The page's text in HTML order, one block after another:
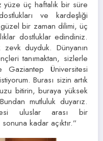
üç haftalık bir süre
ve kardeşliği
bir zaman dilimi, üç
dostluklar edindiniz.
duyduk. Dünyanın
tanımaktan, sizlerle
Üniversitesi
Burası sizin artık
bitirin, buraya yüksek
mutluluk duyarız.
uluslar arası bir
kadar açıktır.”